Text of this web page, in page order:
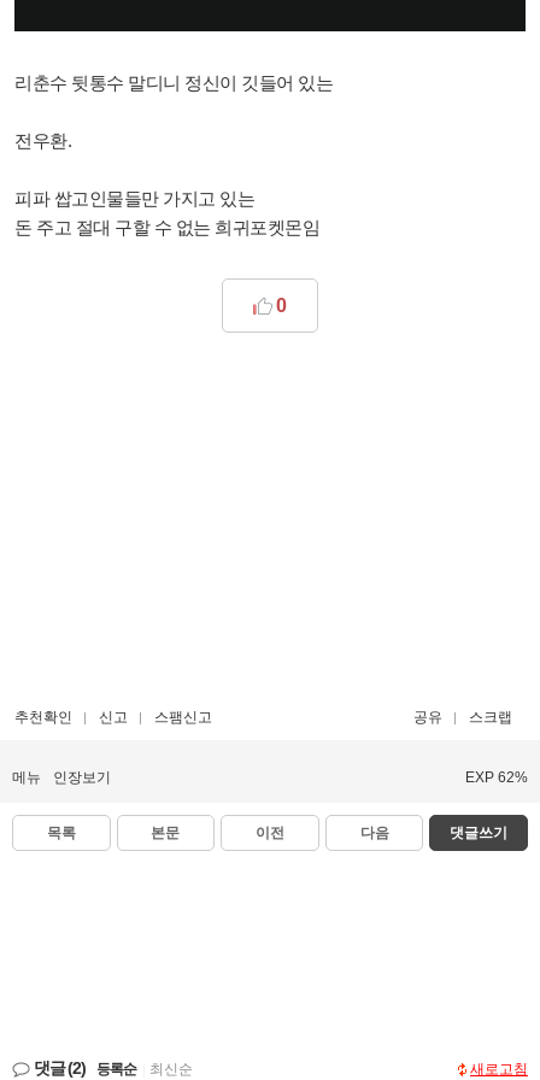
리춘수 뒷통수 말디니 정신이 깃들어 있는
전우환.
피파 쌉고인물들만 가지고 있는
돈 주고 절대 구할 수 없는 희귀포켓몬임
0
추천확인 신고 스팸신고 공유 스크랩
메뉴 인장보기 EXP 62%
목록 본문 이전 다음 댓글쓰기
댓글(2) 등록순 최신순 새로고침